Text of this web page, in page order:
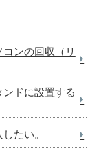
ンの回収（リ
ドに設置する
たい。